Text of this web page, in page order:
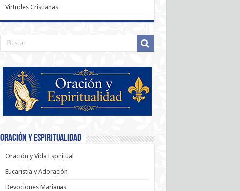
Virtudes Cristianas
Oración y Espiritualidad
Oración y Vida Espiritual
Eucaristía y Adoración
Devociones Marianas